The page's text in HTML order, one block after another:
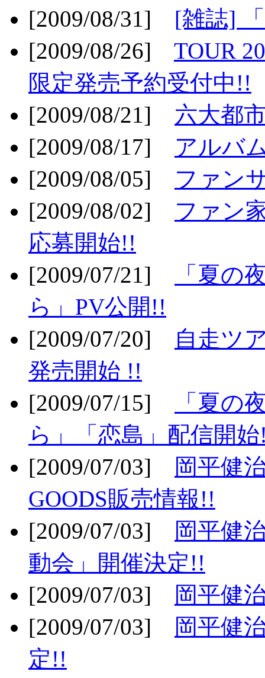
[2009/08/31] [雑誌]
[2009/08/26] TOUR
限定発売予約受付中!!
[2009/08/21] 六大都
[2009/08/17] アルバ
[2009/08/05] ファン
[2009/08/02] ファン
応募開始!!
[2009/07/21]
「夏の
ら」PV公開!!
[2009/07/20]
自走ツ
発売開始 !!
[2009/07/15]
「夏の
ら」「恋島」配信開
[2009/07/03]
岡平健
GOODS販売情報!!
[2009/07/03]
岡平健
動会」開催決定!!
[2009/07/03]
岡平健
[2009/07/03]
岡平健
定!!